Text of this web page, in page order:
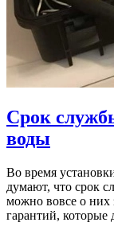
Срок
воды
Во время
думают, что срок
можно вовсе о них
гарантий, которые